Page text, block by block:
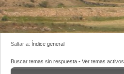
Saltar a: Índice general
Buscar temas sin respuesta • Ver temas activos